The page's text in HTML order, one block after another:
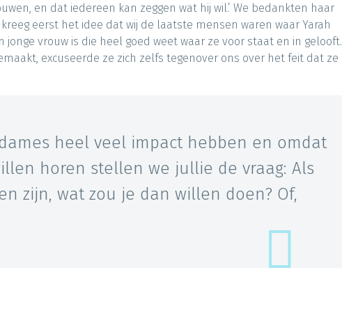
en dat iedereen kan zeggen wat hij wil.’ We bedankten haar
eerst het idee dat wij de laatste mensen waren waar Yarah
vrouw is die heel goed weet waar ze voor staat en in gelooft.
excuseerde ze zich zelfs tegenover ons over het feit dat ze
heel veel impact hebben en omdat
horen stellen we jullie de vraag: Als
zijn, wat zou je dan willen doen? Of,